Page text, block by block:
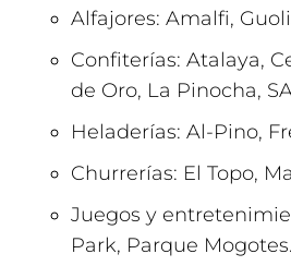
Alfajores: Amalfi,
Confiterías: Atalaya,
de Oro, La Pinocha,
Heladerías: Al-Pino,
Churrerías: El Topo,
Juegos y
Park, Parque Mogotes.